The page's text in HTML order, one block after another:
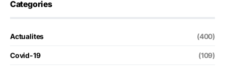
Categories
Actualites (400)
Covid-19 (109)